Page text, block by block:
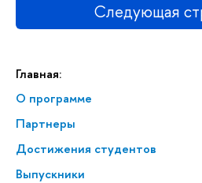
Главная:
О программе
Партнеры
Достижения студентов
Выпускники
Следующая